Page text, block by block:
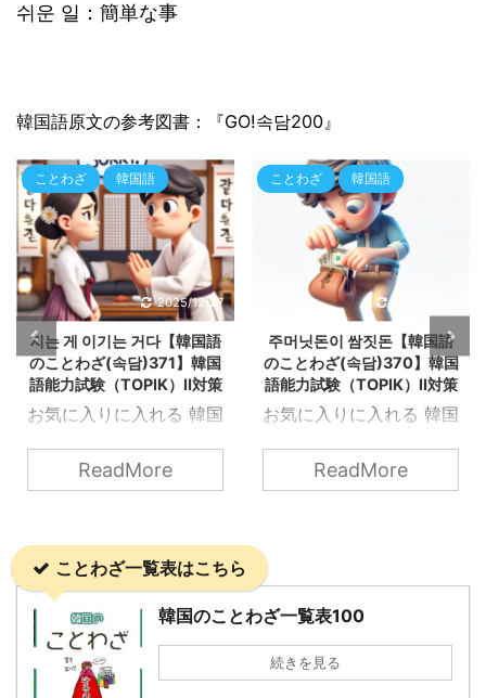
쉬운 일：簡単な事
韓国語原文の参考図書：『GO!속담200』
ことわざ 韓国語
2025/12/27
지는 게 이기는 거다【韓国語
のことわざ(속담)371】韓国
語能力試験（TOPIK）Ⅱ対策
お気に入りに入れる 韓国
にも出てくる韓国の「こ
とわざ（속담）」を知ろ
OpenAIのDALL·Eによっ
て生成 지는 게 이기는 거
다 直訳: 「負けることが
勝つことだ」 意味: 物事
をあきらめたり、意図的
に譲歩することが、最終
ReadMore
ことわざ 韓国語
주머닛돈이 쌈짓돈【韓国語
のことわざ(속담)370】韓国
語能力試験（TOPIK）Ⅱ対策
お気に入りに入れる 韓国
にも出てくる韓国の「こ
とわざ（속담）」を知ろ
て生成 주머닛돈이 쌈짓
のお金と巻き物の中のお
金は同じ」という意味で
使われる韓国のことわざ
ReadMore
ことわざ一覧表はこちら
韓国のことわざ一覧表100
続きを見る